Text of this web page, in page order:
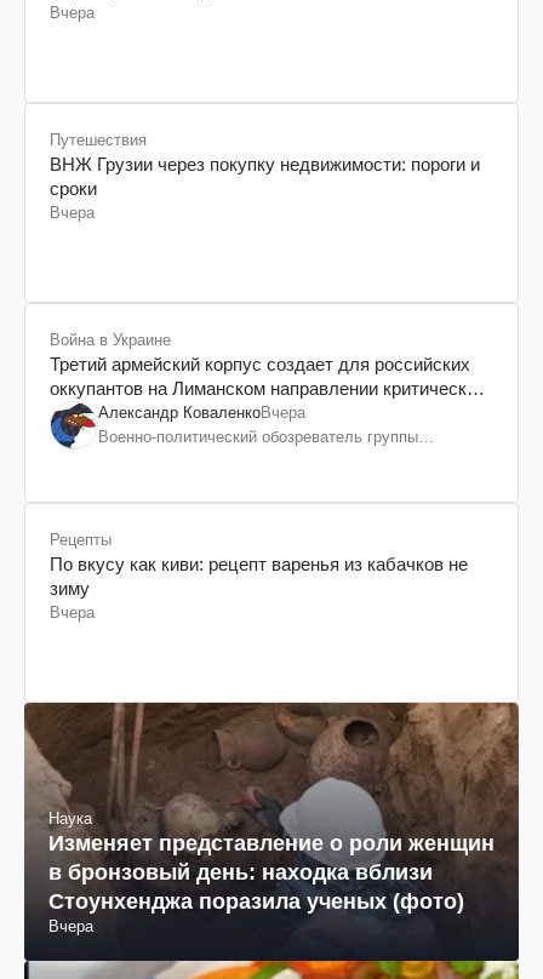
Вчера
Путешествия
ВНЖ Грузии через покупку недвижимости: пороги и
сроки
Вчера
Война в Украине
Третий армейский корпус создает для российских
оккупантов на Лиманском направлении критический
дискомфорт: как это удалось
Александр КоваленкоВчера
Военно-политический обозреватель группы
Рецепты
По вкусу как киви: рецепт варенья из кабачков не
зиму
Вчера
Наука
Изменяет представление о роли женщин
в бронзовый день: находка вблизи
Стоунхенджа поразила ученых (фото)
Вчера